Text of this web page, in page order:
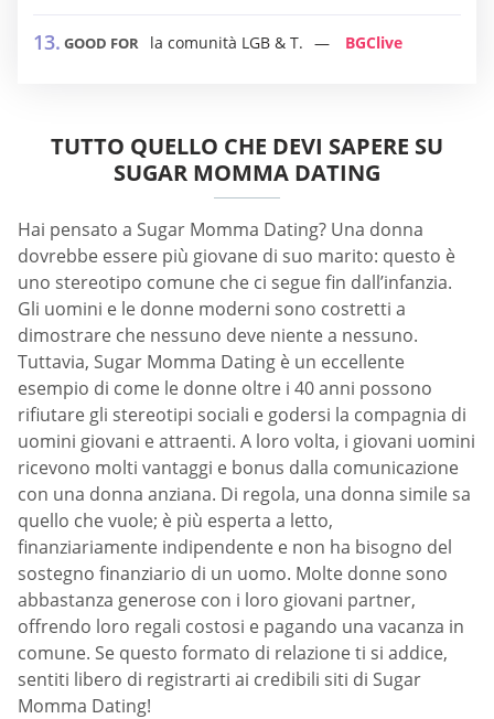
GOOD FOR la comunità LGB & T. BGClive
TUTTO QUELLO CHE DEVI SAPERE SU
SUGAR MOMMA DATING
Hai pensato a Sugar Momma Dating? Una donna
dovrebbe essere più giovane di suo marito: questo è
uno stereotipo comune che ci segue fin dall’infanzia.
Gli uomini e le donne moderni sono costretti a
dimostrare che nessuno deve niente a nessuno.
Tuttavia, Sugar Momma Dating è un eccellente
esempio di come le donne oltre i 40 anni possono
rifiutare gli stereotipi sociali e godersi la compagnia di
uomini giovani e attraenti. A loro volta, i giovani uomini
ricevono molti vantaggi e bonus dalla comunicazione
con una donna anziana. Di regola, una donna simile sa
quello che vuole; è più esperta a letto,
finanziariamente indipendente e non ha bisogno del
sostegno finanziario di un uomo. Molte donne sono
abbastanza generose con i loro giovani partner,
offrendo loro regali costosi e pagando una vacanza in
comune. Se questo formato di relazione ti si addice,
sentiti libero di registrarti ai credibili siti di Sugar
Momma Dating!